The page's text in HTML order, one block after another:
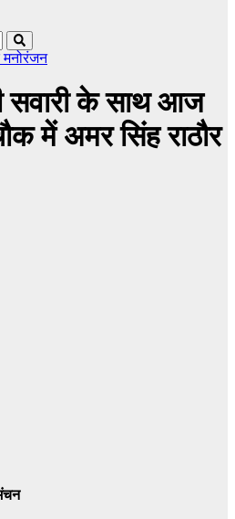
मनोरंजन
सवारी के साथ आज
में अमर सिंह राठौर